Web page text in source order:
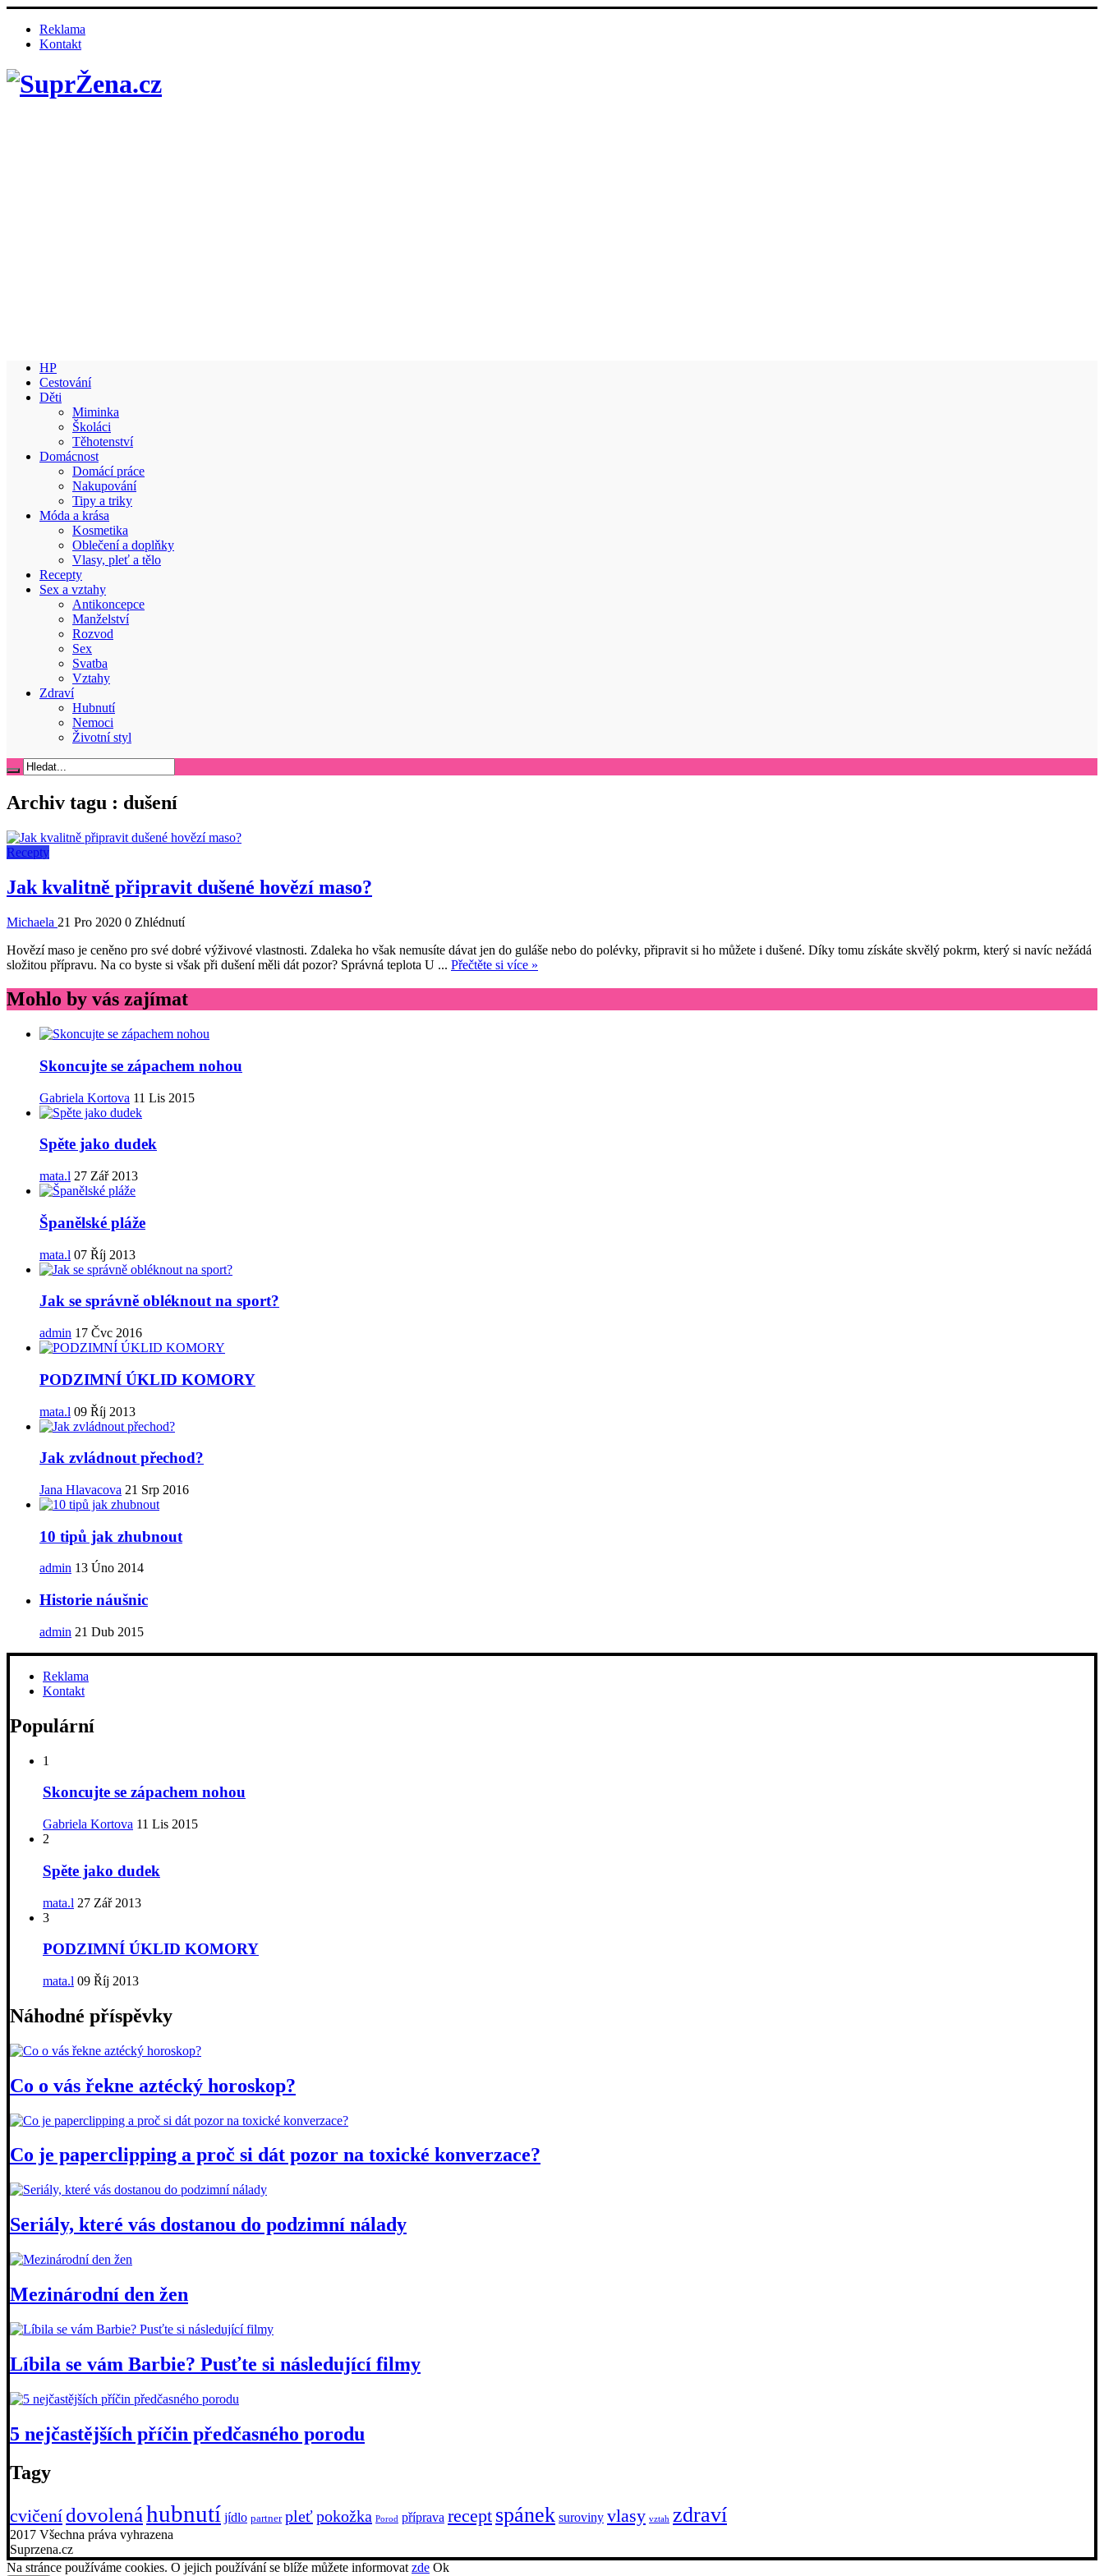
Reklama
Kontakt
HP
Cestování
Děti
Miminka
Školáci
Těhotenství
Domácnost
Domácí práce
Nakupování
Tipy a triky
Móda a krása
Kosmetika
Oblečení a doplňky
Vlasy, pleť a tělo
Recepty
Sex a vztahy
Antikoncepce
Manželství
Rozvod
Sex
Svatba
Vztahy
Zdraví
Hubnutí
Nemoci
Životní styl
Archiv tagu : dušení
Recepty
Jak kvalitně připravit dušené hovězí maso?
Michaela 21 Pro 2020 0 Zhlédnutí
Hovězí maso je ceněno pro své dobré výživové vlastnosti. Zdaleka ho však nemusíte dávat jen do guláše nebo do polévky, připravit si ho můžete i dušené. Díky tomu získáte skvělý pokrm, který si navíc nežádá
složitou přípravu. Na co byste si však při dušení měli dát pozor? Správná teplota U ... Přečtěte si více »
Mohlo by vás zajímat
Skoncujte se zápachem nohou
Gabriela Kortova 11 Lis 2015
Spěte jako dudek
mata.l 27 Zář 2013
Španělské pláže
mata.l 07 Říj 2013
Jak se správně obléknout na sport?
admin 17 Čvc 2016
PODZIMNÍ ÚKLID KOMORY
mata.l 09 Říj 2013
Jak zvládnout přechod?
Jana Hlavacova 21 Srp 2016
10 tipů jak zhubnout
admin 13 Úno 2014
Historie náušnic
admin 21 Dub 2015
Reklama
Kontakt
Populární
1
Skoncujte se zápachem nohou
Gabriela Kortova 11 Lis 2015
2
Spěte jako dudek
mata.l 27 Zář 2013
3
PODZIMNÍ ÚKLID KOMORY
mata.l 09 Říj 2013
Náhodné příspěvky
Co o vás řekne aztécký horoskop?
Co je paperclipping a proč si dát pozor na toxické konverzace?
Seriály, které vás dostanou do podzimní nálady
Mezinárodní den žen
Líbila se vám Barbie? Pusťte si následující filmy
5 nejčastějších příčin předčasného porodu
Tagy
cvičení dovolenáhubnutí jídlo partner pleťpokožka Porod příprava recept spánek suroviny vlasy vztah zdraví
2017 Všechna práva vyhrazena
Suprzena.cz
Na stránce používáme cookies. O jejich používání se blíže můžete informovat zde Ok